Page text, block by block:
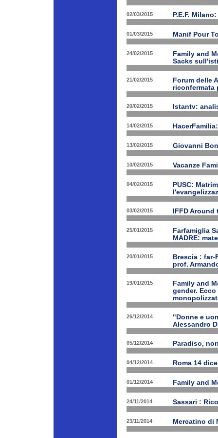
02/03/2015 P.E.F.
01/03/2015 Manif Pour
24/02/2015
Family and
Sacks
21/02/2015
Forum delle
riconfermata
20/02/2015 Istantv:
14/02/2015
13/02/2015 Giovanni
10/02/2015 Vacanze
04/02/2015
PUSC:
03/02/2015 IFFD
25/01/2015
Farfamiglia
MADRE:
20/01/2015
Brescia :
prof.
19/01/2015
Family and
gender.
26/12/2014
"Donne e
Alessandro
05/12/2014 Paradiso,
04/12/2014 Roma 14
01/12/2014 Family and
24/11/2014 Sassari :
23/11/2014 Mercatino di